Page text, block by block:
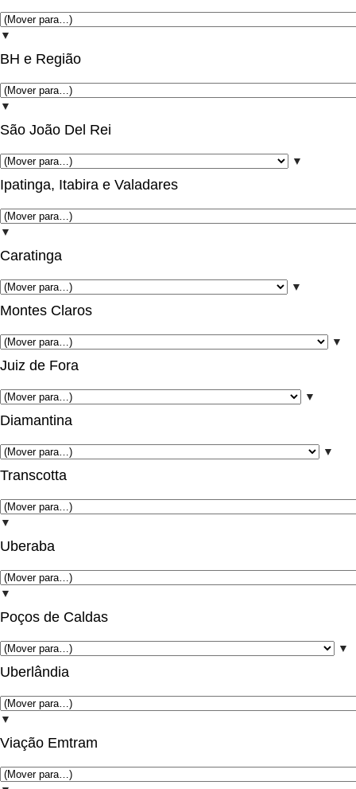
▼
BH e Região
▼
São João Del Rei
▼
Ipatinga, Itabira e Valadares
▼
Caratinga
▼
Montes Claros
▼
Juiz de Fora
▼
Diamantina
▼
Transcotta
▼
Uberaba
▼
Poços de Caldas
▼
Uberlândia
▼
Viação Emtram